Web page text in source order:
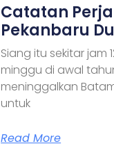
Catatan
Pekanbaru
Siang itu sekitar jam
minggu di awal
meninggalkan
untuk
Read More